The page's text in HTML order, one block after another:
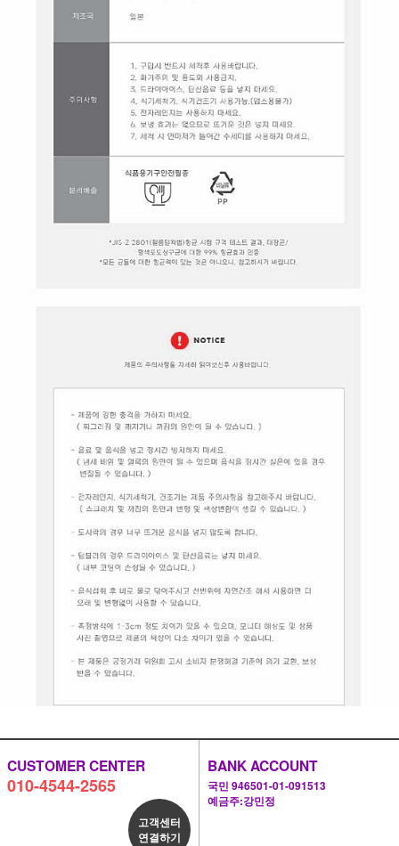
CUSTOMER CENTER
010-4544-2565
고객센터
연결하기
BANK ACCOUNT
국민 946501-01-091513
예금주:강민정